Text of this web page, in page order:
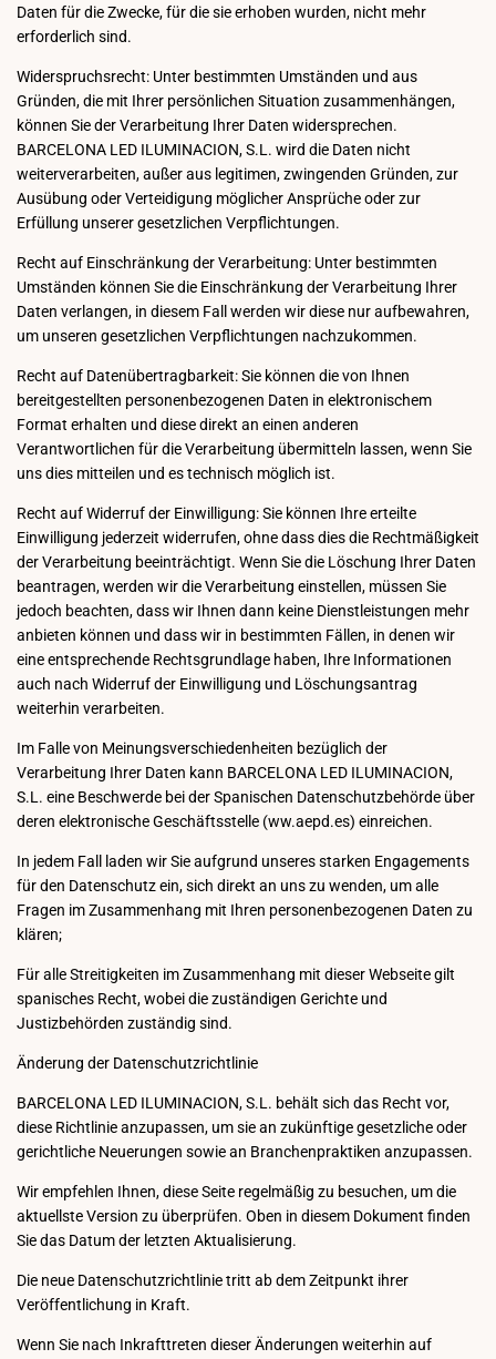
Daten für die Zwecke, für die sie erhoben wurden, nicht mehr
erforderlich sind.
Widerspruchsrecht: Unter bestimmten Umständen und aus
Gründen, die mit Ihrer persönlichen Situation zusammenhängen,
können Sie der Verarbeitung Ihrer Daten widersprechen.
BARCELONA LED ILUMINACION, S.L. wird die Daten nicht
weiterverarbeiten, außer aus legitimen, zwingenden Gründen, zur
Ausübung oder Verteidigung möglicher Ansprüche oder zur
Erfüllung unserer gesetzlichen Verpflichtungen.
Recht auf Einschränkung der Verarbeitung: Unter bestimmten
Umständen können Sie die Einschränkung der Verarbeitung Ihrer
Daten verlangen, in diesem Fall werden wir diese nur aufbewahren,
um unseren gesetzlichen Verpflichtungen nachzukommen.
Recht auf Datenübertragbarkeit: Sie können die von Ihnen
bereitgestellten personenbezogenen Daten in elektronischem
Format erhalten und diese direkt an einen anderen
Verantwortlichen für die Verarbeitung übermitteln lassen, wenn Sie
uns dies mitteilen und es technisch möglich ist.
Recht auf Widerruf der Einwilligung: Sie können Ihre erteilte
Einwilligung jederzeit widerrufen, ohne dass dies die Rechtmäßigkeit
der Verarbeitung beeinträchtigt. Wenn Sie die Löschung Ihrer Daten
beantragen, werden wir die Verarbeitung einstellen, müssen Sie
jedoch beachten, dass wir Ihnen dann keine Dienstleistungen mehr
anbieten können und dass wir in bestimmten Fällen, in denen wir
eine entsprechende Rechtsgrundlage haben, Ihre Informationen
auch nach Widerruf der Einwilligung und Löschungsantrag
weiterhin verarbeiten.
Im Falle von Meinungsverschiedenheiten bezüglich der
Verarbeitung Ihrer Daten kann BARCELONA LED ILUMINACION,
S.L. eine Beschwerde bei der Spanischen Datenschutzbehörde über
deren elektronische Geschäftsstelle (ww.aepd.es) einreichen.
In jedem Fall laden wir Sie aufgrund unseres starken Engagements
für den Datenschutz ein, sich direkt an uns zu wenden, um alle
Fragen im Zusammenhang mit Ihren personenbezogenen Daten zu
klären;
Für alle Streitigkeiten im Zusammenhang mit dieser Webseite gilt
spanisches Recht, wobei die zuständigen Gerichte und
Justizbehörden zuständig sind.
Änderung der Datenschutzrichtlinie
BARCELONA LED ILUMINACION, S.L. behält sich das Recht vor,
diese Richtlinie anzupassen, um sie an zukünftige gesetzliche oder
gerichtliche Neuerungen sowie an Branchenpraktiken anzupassen.
Wir empfehlen Ihnen, diese Seite regelmäßig zu besuchen, um die
aktuellste Version zu überprüfen. Oben in diesem Dokument finden
Sie das Datum der letzten Aktualisierung.
Die neue Datenschutzrichtlinie tritt ab dem Zeitpunkt ihrer
Veröffentlichung in Kraft.
Wenn Sie nach Inkrafttreten dieser Änderungen weiterhin auf